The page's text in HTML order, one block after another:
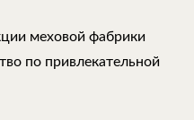
меховой фабрики
по привлекательной